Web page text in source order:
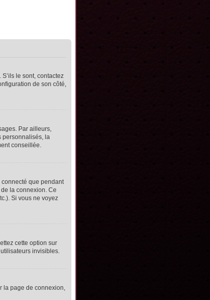
le sont, contactez
de son côté,
Par ailleurs,
personnalisés, la
conseillée.
connecté que pendant
la connexion. Ce
Si vous ne voyez
cette option sur
invisibles.
la page de connexion,